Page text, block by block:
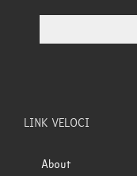
LINK VELOCI
About